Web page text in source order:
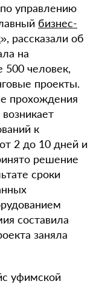
управлению
бизнес-
», рассказали об
на
человек,
проекты.
прохождения
к
2 до 10 дней и
решение
сроки
составила
заняла
уфимской